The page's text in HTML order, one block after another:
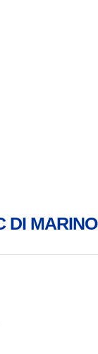
DI MARINO